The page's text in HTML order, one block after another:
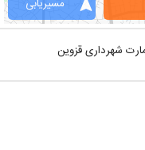
navigation مسیریابی